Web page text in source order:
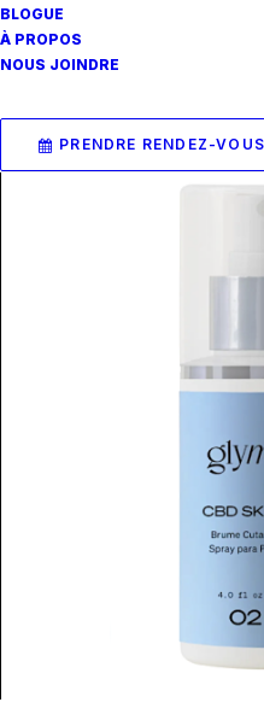
BLOGUE
À PROPOS
NOUS JOINDRE
PRENDRE RENDEZ-VOUS
Baume lèvres